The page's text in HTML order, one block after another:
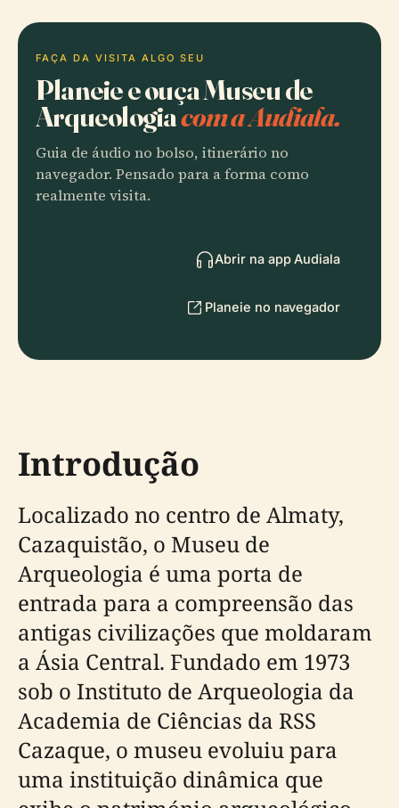
FAÇA DA VISITA ALGO SEU
Planeie e ouça Museu de
Arqueologiacom a Audiala.
Guia de áudio no bolso, itinerário no
navegador. Pensado para a forma como
realmente visita.
Abrir na app Audiala
Planeie no navegador
Introdução
Localizado no centro de Almaty,
Cazaquistão, o Museu de
Arqueologia é uma porta de
entrada para a compreensão das
antigas civilizações que moldaram
a Ásia Central. Fundado em 1973
sob o Instituto de Arqueologia da
Academia de Ciências da RSS
Cazaque, o museu evoluiu para
uma instituição dinâmica que